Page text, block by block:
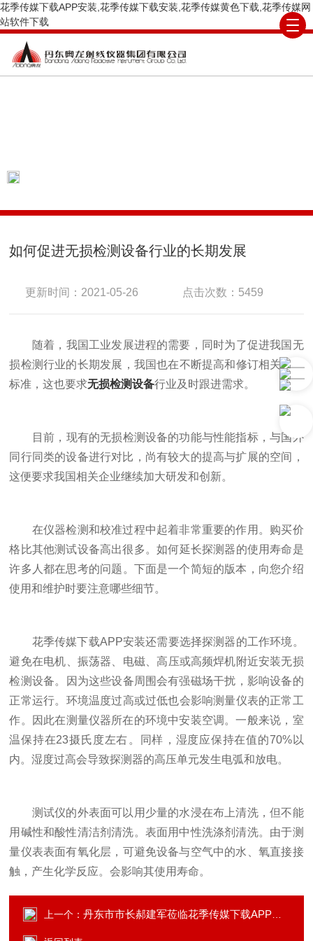
花季传媒下载APP安装,花季传媒下载安装,花季传媒黄色下载,花季传媒网
站软件下载
如何促进无损检测设备行业的长期发展
更新时间：2021-05-26 点击次数：5459
随着，我国工业发展进程的需要，同时为了促进我国无
损检测行业的长期发展，我国也在不断提高和修订相关行业
标准，这也要求无损检测设备行业及时跟进需求。
目前，现有的无损检测设备的功能与性能指标，与国外
同行同类的设备进行对比，尚有较大的提高与扩展的空间，
这便要求我国相关企业继续加大研发和创新。
在仪器检测和校准过程中起着非常重要的作用。购买价
格比其他测试设备高出很多。如何延长探测器的使用寿命是
许多人都在思考的问题。下面是一个简短的版本，向您介绍
使用和维护时要注意哪些细节。
花季传媒下载APP安装还需要选择探测器的工作环境。
避免在电机、振荡器、电磁、高压或高频焊机附近安装无损
检测设备。因为这些设备周围会有强磁场干扰，影响设备的
正常运行。环境温度过高或过低也会影响测量仪表的正常工
作。因此在测量仪器所在的环境中安装空调。一般来说，室
温保持在23摄氏度左右。同样，湿度应保持在值的70%以
内。湿度过高会导致探测器的高压单元发生电弧和放电。
测试仪的外表面可以用少量的水浸在布上清洗，但不能
用碱性和酸性清洁剂清洗。表面用中性洗涤剂清洗。由于测
量仪表表面有氧化层，可避免设备与空气中的水、氧直接接
触，产生化学反应。会影响其使用寿命。
上一个：丹东市市长郝建军莅临花季传媒下载APP安装集团调研